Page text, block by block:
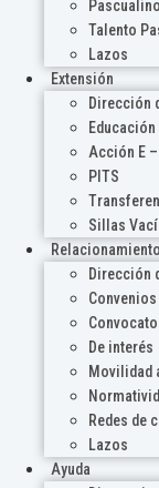
Talento
Lazos
Extensión
Dirección
Acción E
PITS
Sillas
Dirección
Convenios
De interés
Movilidad
Redes de
Lazos
Ayuda